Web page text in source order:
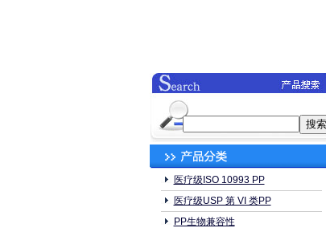
医疗级ISO 10993 PP
医疗级USP 第 VI 类PP
PP生物兼容性